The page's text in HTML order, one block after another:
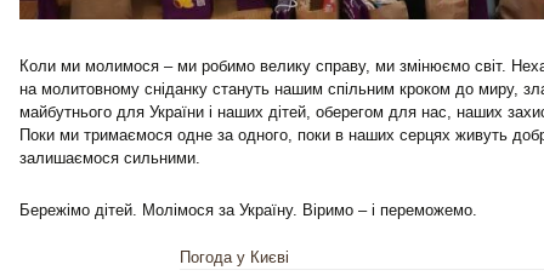
Коли ми молимося – ми робимо велику справу, ми змінюємо світ.
на молитовному сніданку стануть нашим спільним кроком до миру,
майбутнього для України і наших дітей, оберегом для нас, наших
Поки ми тримаємося одне за одного, поки в наших серцях живуть
залишаємося сильними.
Бережімо дітей. Молімося за Україну. Віримо – і переможемо.
Погода у Києві